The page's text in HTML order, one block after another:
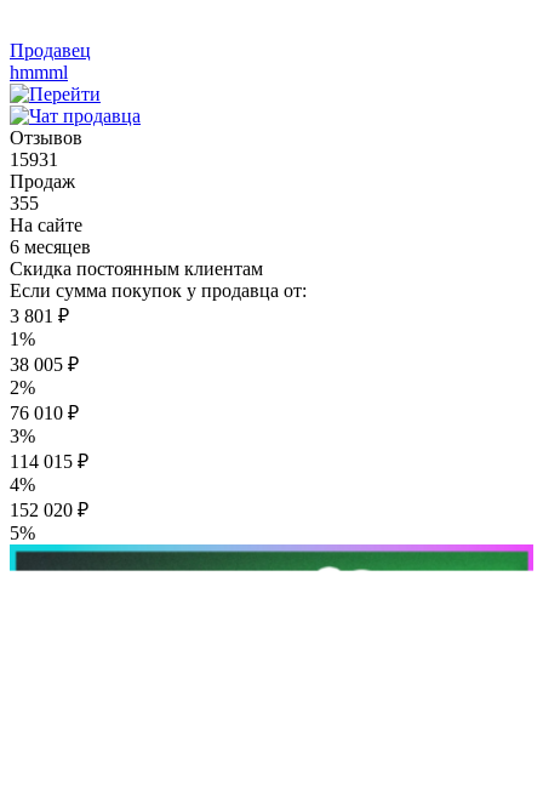
Продавец
hmmml
Отзывов
15931
Продаж
355
На сайте
6 месяцев
Скидка постоянным клиентам
Если сумма покупок у продавца от:
3 801 ₽
1%
38 005 ₽
2%
76 010 ₽
3%
114 015 ₽
4%
152 020 ₽
5%